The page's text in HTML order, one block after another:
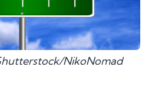
NikoNomad